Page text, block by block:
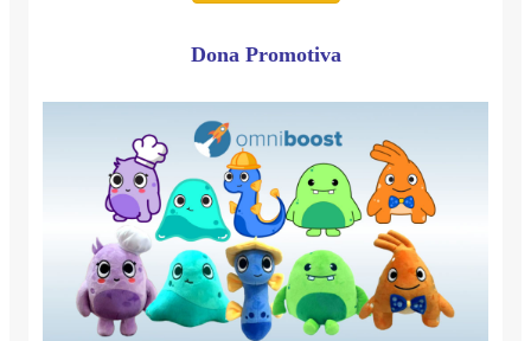
Dona Promotiva